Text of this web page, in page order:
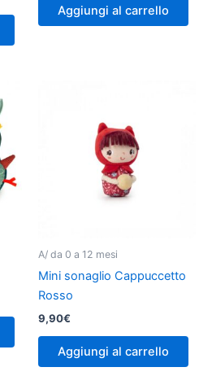
Aggiungi al carrello
A/ da 0 a 12 mesi
Mini sonaglio Cappuccetto
Rosso
9,90€
Aggiungi al carrello